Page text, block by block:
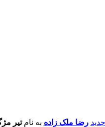
رضا ملک زاده به نامتیر